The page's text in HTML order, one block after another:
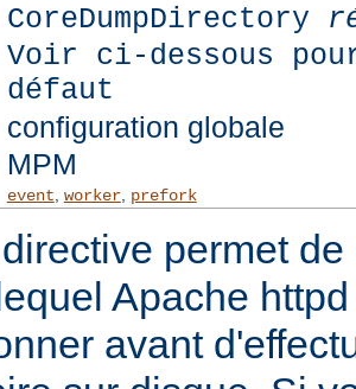
CoreDumpDirectory
Voir ci-dessous
défaut
configuration globale
MPM
event worker, prefork
permet
Apache
avant